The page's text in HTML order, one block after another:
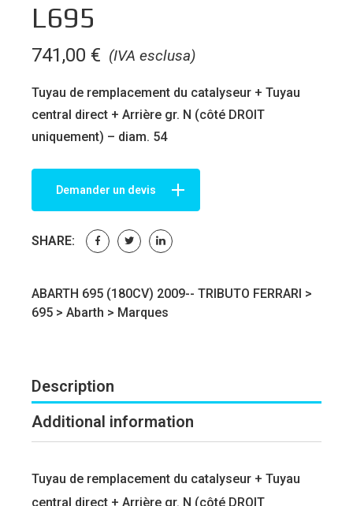
L695
(IVA esclusa)
741,00 €
Tuyau de remplacement du catalyseur + Tuyau
central direct + Arrière gr. N (côté DROIT
uniquement) – diam. 54
Demander un devis
SHARE:
ABARTH 695 (180CV) 2009-- TRIBUTO FERRARI >
695 > Abarth > Marques
Description
Additional information
Tuyau de remplacement du catalyseur + Tuyau
central direct + Arrière gr. N (côté DROIT